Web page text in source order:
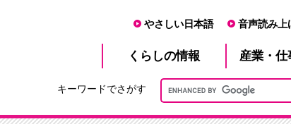
やさしい日本語 音声読み上
くらしの情報 産業・仕
キーワードでさがす